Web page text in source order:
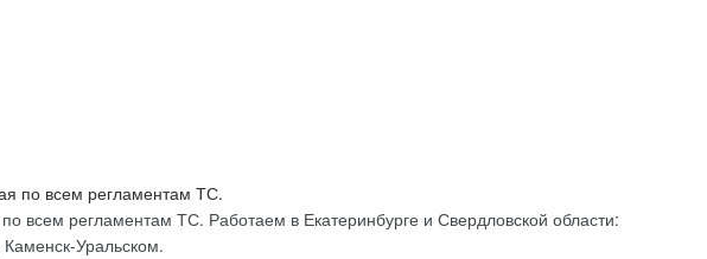
всем регламентам ТС. Работаем в Екатеринбурге и Свердловской области:
Уральском.